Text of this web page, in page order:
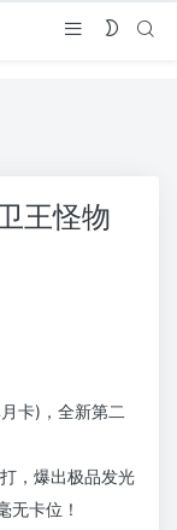
王怪物
卡)，全新第二
，爆出极品发光
无卡位！